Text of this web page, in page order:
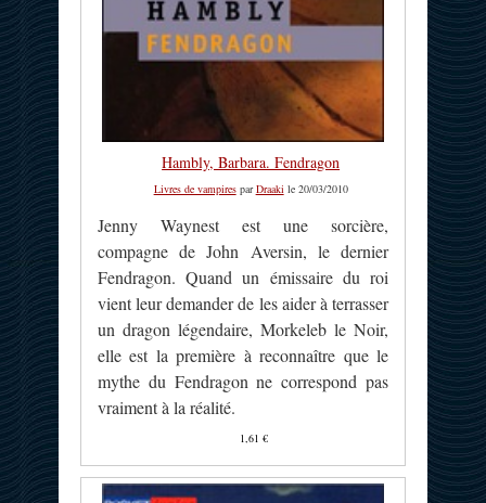
Hambly, Barbara. Fendragon
Livres de vampiresparDraakile 20/03/2010
Jenny Waynest est une sorcière,
compagne de John Aversin, le dernier
Fendragon. Quand un émissaire du roi
vient leur demander de les aider à terrasser
un dragon légendaire, Morkeleb le Noir,
elle est la première à reconnaître que le
mythe du Fendragon ne correspond pas
vraiment à la réalité.
1,61 €